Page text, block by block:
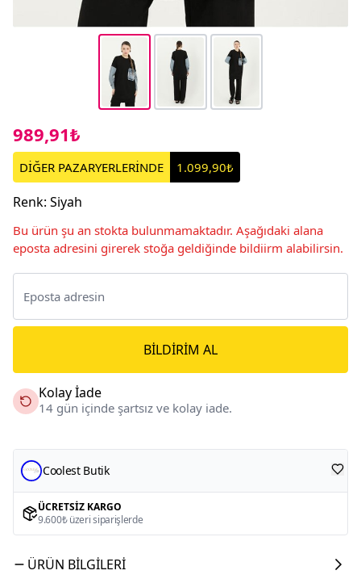
989,91₺
DİĞER PAZARYERLERİNDE 1.099,90₺
Renk: Siyah
Bu ürün şu an stokta bulunmamaktadır. Aşağıdaki alana
eposta adresini girerek stoğa geldiğinde bildiirm alabilirsin.
BILDIRIM AL
Kolay İade
14 gün içinde şartsız ve kolay iade.
Coolest Butik
ÜCRETSIZ KARGO
9.600₺ üzeri siparişlerde
ÜRÜN BILGILERI